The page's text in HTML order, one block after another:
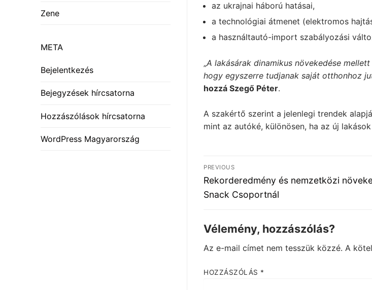
az ukrajnai háború hatásai,
a technológiai átmenet (elektromos
a használtautó-import szabályozási
„A lakásárak dinamikus növekedése
hogy egyszerre tudjanak saját otthonhoz
hozzá Szegő Péter.
A szakértő szerint a jelenlegi trendek
mint az autóké, különösen, ha az új
Bejegyzés
navigáció
PREVIOUS
Previous
post:
Rekorderedmény és nemzetközi
Snack Csoportnál
Vélemény, hozzászólás?
Az e-mail címet nem tesszük közzé. A
HOZZÁSZÓLÁS *
Zene
META
Bejelentkezés
Bejegyzések hírcsatorna
Hozzászólások hírcsatorna
WordPress Magyarország